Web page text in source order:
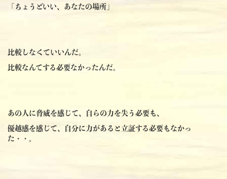
「ちょうどいい、あなたの場所」
比較しなくていいんだ。
比較なんてする必要なかったんだ。
あの人に脅威を感じて、自らの力を失う必要も、
優越感を感じて、自分に力があると立証する必要もなかっ
た・・。